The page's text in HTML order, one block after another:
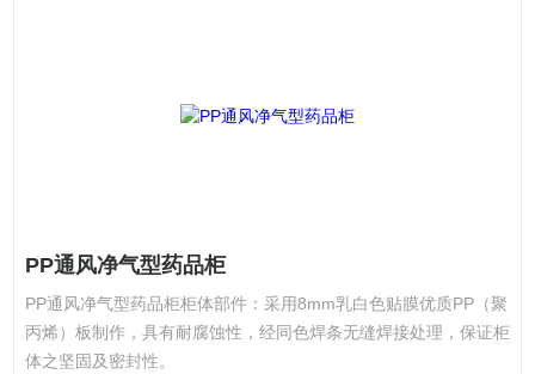
PP通风净气型药品柜
PP通风净气型药品柜柜体部件：采用8mm乳白色贴膜优质PP（聚
丙烯）板制作，具有耐腐蚀性，经同色焊条无缝焊接处理，保证柜
体之坚固及密封性。